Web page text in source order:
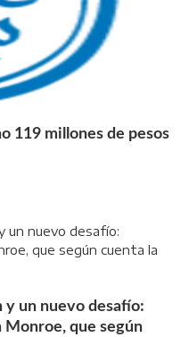
119 millones de pesos
y un nuevo desafío:
que según